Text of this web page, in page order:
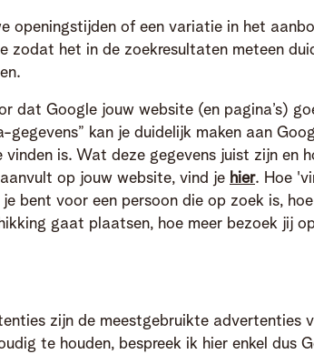
openingstijden of een variatie in het
zodat het in de zoekresultaten meteen
dat Google jouw website (en pagina’s)
gegevens” kan je duidelijk maken aan
vinden is. Wat deze gegevens juist zijn en
op jouw website, vind je hier. Hoe
je bent voor een persoon die op zoek is,
gaat plaatsen, hoe meer bezoek jij
zijn de meestgebruikte advertenties
te houden, bespreek ik hier enkel dus